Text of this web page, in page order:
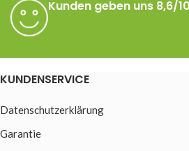
Kunden geben uns 8,6/
KUNDENSERVICE
Datenschutzerklärung
Garantie